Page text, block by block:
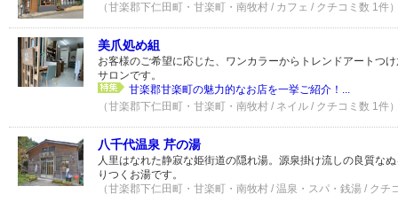
（甘楽郡下仁田町・甘楽町・南牧村 / カフェ / クチコミ数 1件
美爪処め組
お客様のご希望に応じた、ワンカラーからトレンドアートつ
サロンです。
甘楽郡甘楽町の魅力的なお店を一挙ご紹介！...
（甘楽郡下仁田町・甘楽町・南牧村 / ネイル / クチコミ数 1件
八千代温泉 芹の湯
人里はなれた静寂な姫街道の隠れ湯。源泉掛け流しの良質な
りつくお湯です。
（甘楽郡下仁田町・甘楽町・南牧村 / 温泉・スパ・銭湯 / クチ